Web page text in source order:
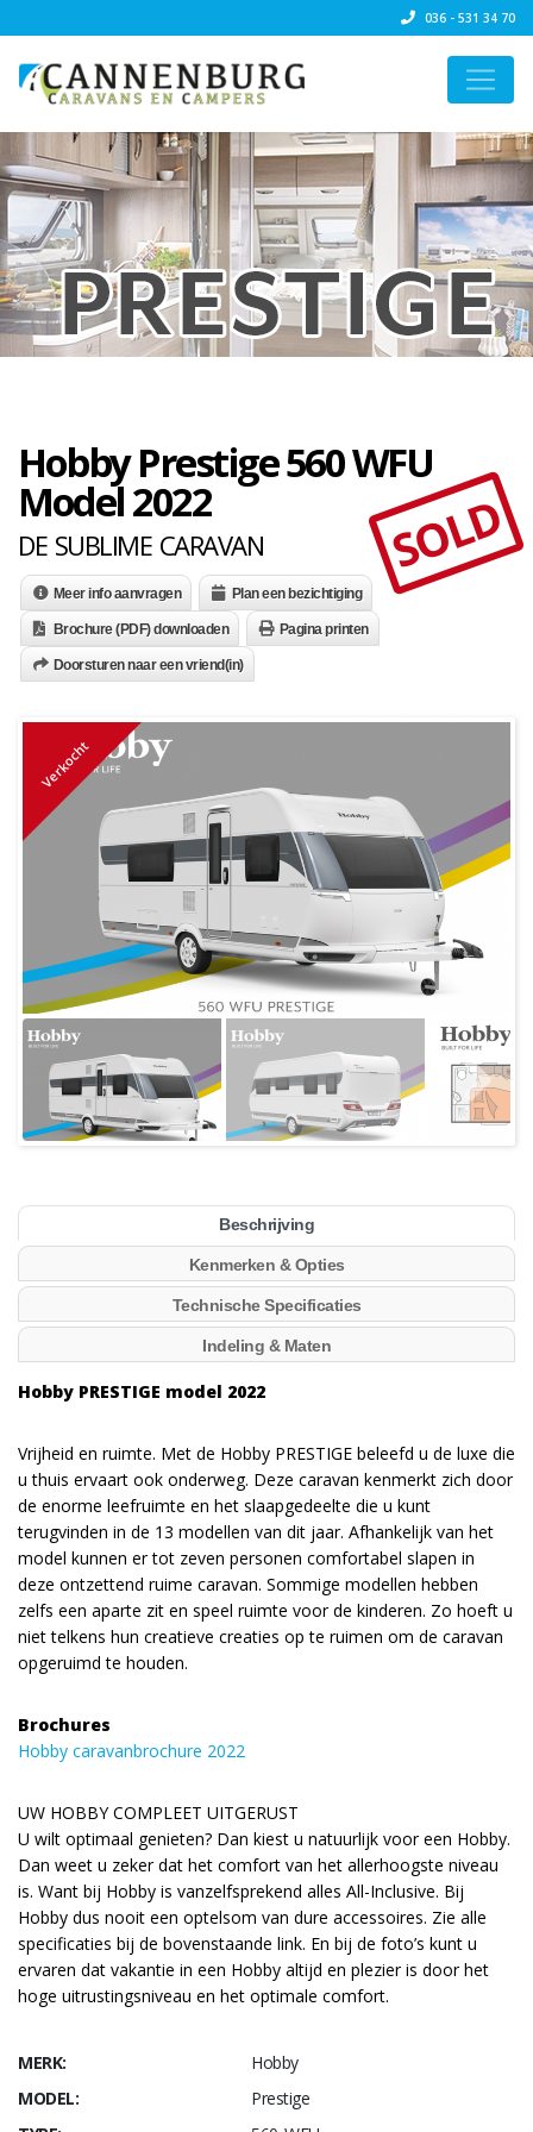
036 - 531 34 70
Hobby Prestige 560 WFU
Model 2022
DE SUBLIME CARAVAN SOLD
Meer info aanvragen Plan een bezichtiging
Brochure (PDF) downloaden Pagina printen
Doorsturen naar een vriend(in)
Verkocht
Beschrijving
Kenmerken & Opties
Technische Specificaties
Indeling & Maten
Hobby PRESTIGE model 2022
Vrijheid en ruimte. Met de Hobby PRESTIGE beleefd u de luxe die
u thuis ervaart ook onderweg. Deze caravan kenmerkt zich door
de enorme leefruimte en het slaapgedeelte die u kunt
terugvinden in de 13 modellen van dit jaar. Afhankelijk van het
model kunnen er tot zeven personen comfortabel slapen in
deze ontzettend ruime caravan. Sommige modellen hebben
zelfs een aparte zit en speel ruimte voor de kinderen. Zo hoeft u
niet telkens hun creatieve creaties op te ruimen om de caravan
opgeruimd te houden.
Brochures
Hobby caravanbrochure 2022
UW HOBBY COMPLEET UITGERUST
U wilt optimaal genieten? Dan kiest u natuurlijk voor een Hobby.
Dan weet u zeker dat het comfort van het allerhoogste niveau
is. Want bij Hobby is vanzelfsprekend alles All-Inclusive. Bij
Hobby dus nooit een optelsom van dure accessoires. Zie alle
specificaties bij de bovenstaande link. En bij de foto’s kunt u
ervaren dat vakantie in een Hobby altijd en plezier is door het
hoge uitrustingsniveau en het optimale comfort.
MERK:
Hobby
MODEL:
Prestige